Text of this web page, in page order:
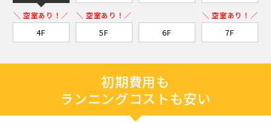
＼ 空室あり！／
4F
＼ 空室あり！／
5F 6F
＼ 空室あり！／
7F
初期費用も
ランニングコストも安い